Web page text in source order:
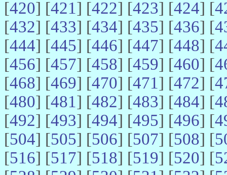
[420] [421] [422] [423] [424] [
[432] [433] [434] [435] [436] [
[444] [445] [446] [447] [448] [
[456] [457] [458] [459] [460] [
[468] [469] [470] [471] [472] [
[480] [481] [482] [483] [484] [
[492] [493] [494] [495] [496] [
[504] [505] [506] [507] [508] [
[516] [517] [518] [519] [520] [